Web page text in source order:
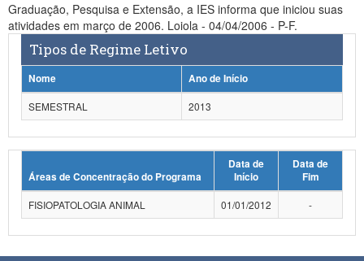
Ministério da Mulher, da Família e dos Direitos Humanos
Secretaria-Geral
Secretaria de Governo
Advocacia-Geral da União
Banco Central do Brasil
Graduação, Pesquisa e Extensão, a IES informa que iniciou suas
atividades em março de 2006. Loiola - 04/04/2006 - P-F.
Tipos de Regime Letivo
Nome
Ano de Início
SEMESTRAL
2013
Áreas de Concentração do Programa
Data de
Início
Data de
Fim
FISIOPATOLOGIA ANIMAL
01/01/2012 -